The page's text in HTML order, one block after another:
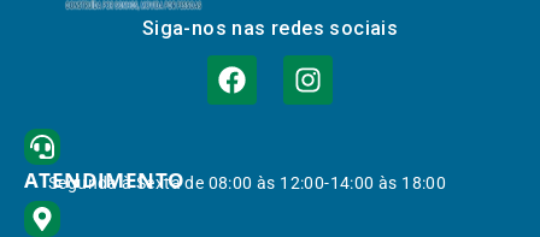
Siga-nos nas redes sociais
ATENDIMENTO
Segunda à Sexta de 08:00 às 12:00-14:00 às 18:00